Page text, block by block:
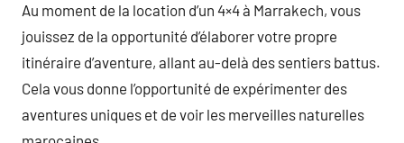
Au moment de la location d’un 4×4 à Marrakech, vous
jouissez de la opportunité d’élaborer votre propre
itinéraire d’aventure, allant au-delà des sentiers battus.
Cela vous donne l’opportunité de expérimenter des
aventures uniques et de voir les merveilles naturelles